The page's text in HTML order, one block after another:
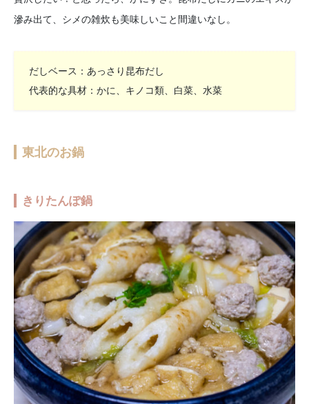
滲み出て、シメの雑炊も美味しいこと間違いなし。
だしベース：あっさり昆布だし
代表的な具材：かに、キノコ類、白菜、水菜
東北のお鍋
きりたんぽ鍋